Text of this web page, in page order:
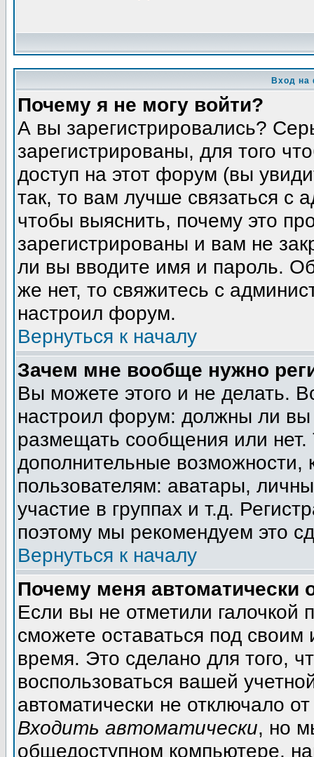
Вход на
Почему я не могу войти?
А вы зарегистрировались?
зарегистрированы, для того
доступ на этот форум (вы
так, то вам лучше связаться с
чтобы выяснить, почему это
зарегистрированы и вам не
ли вы вводите имя и пароль.
же нет, то свяжитесь с
настроил форум.
Вернуться к началу
Зачем мне вообще нужно
Вы можете этого и не делать.
настроил форум: должны ли вы
размещать сообщения или
дополнительные
пользователям: аватары,
участие в группах и т.д.
поэтому мы рекомендуем это
Вернуться к началу
Почему меня автоматически
Если вы не отметили галочкой
сможете оставаться под
время. Это сделано для того,
воспользоваться вашей
автоматически не отключало
Входить автоматически, но
общедоступном компьютере,